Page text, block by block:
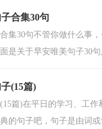
合集30句
集30句不管你做什么事
是关于早安唯美句子30
(15篇)
篇)在平日的学习、工作
的句子吧，句子是由词